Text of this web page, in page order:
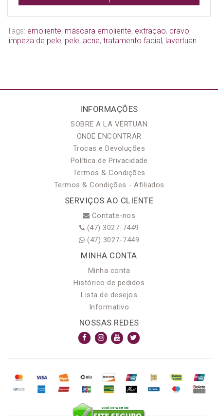
Tags: emoliente, máscara emoliente, extração, cravo,
limpeza de pele, pele, acne, tratamento facial, lavertuan
INFORMAÇÕES
SOBRE A LA VERTUAN
ONDE ENCONTRAR
Trocas e Devoluções
Política de Privacidade
Termos & Condições
Termos & Condições - Afiliados
SERVIÇOS AO CLIENTE
Contate-nos
(47) 3027-7449
(47) 3027-7449
MINHA CONTA
Minha conta
Histórico de pedidos
Lista de desejos
Informativo
NOSSAS REDES